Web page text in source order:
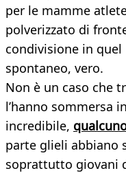
per le mamme
polverizzato di
condivisione in
spontaneo, vero.
Non è un caso che
l’hanno sommersa
incredibile,
parte glieli abbiano
soprattutto giovani